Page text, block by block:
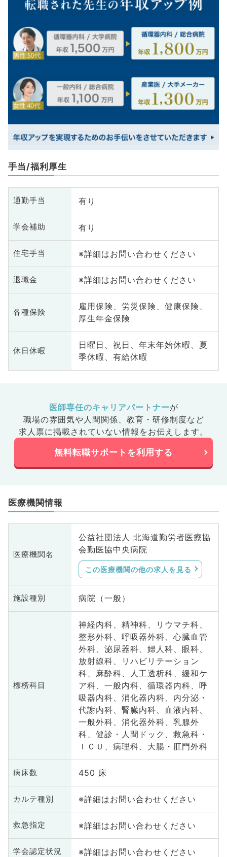
手当/福利厚生
通勤手当 有り
学会補助 有り
住宅手当 ※詳細はお問い合わせください
退職金 ※詳細はお問い合わせください
各種保険
雇用保険、労災保険、健康保険、
厚生年金保険
休日休暇
日曜日、祝日、年末年始休暇、夏
季休暇、有給休暇
医師専任のキャリアパートナーが
職場の雰囲気や人間関係、 教育・研修制度など
求人票に掲載されていない情報をお伝えします。
無料転職サポートを利用する
医療機関情報
医療機関名
公益社団法人 北海道勤労者医療協
会勤医協中央病院
この医療機関の他の求人を見る
施設種別 病院（一般）
標榜科目
神経内科、精神科、リウマチ科、
整形外科、呼吸器外科、心臓血管
外科、泌尿器科、婦人科、眼科、
放射線科、リハビリテーション
科、麻酔科、人工透析科、緩和ケ
ア科、一般内科、循環器内科、呼
吸器内科、消化器内科、内分泌・
代謝内科、腎臓内科、血液内科、
一般外科、消化器外科、乳腺外
科、健診・人間ドック、救急科・
ＩＣＵ、病理科、大腸・肛門外科
病床数 450 床
カルテ種別 ※詳細はお問い合わせください
救急指定 ※詳細はお問い合わせください
学会認定状況 ※詳細はお問い合わせください